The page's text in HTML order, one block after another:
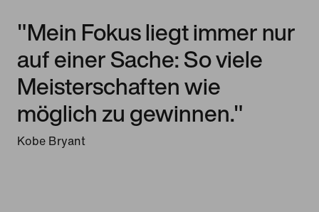
"Mein Fokus liegt immer nur
auf einer Sache: So viele
Meisterschaften wie
möglich zu gewinnen."
Kobe Bryant